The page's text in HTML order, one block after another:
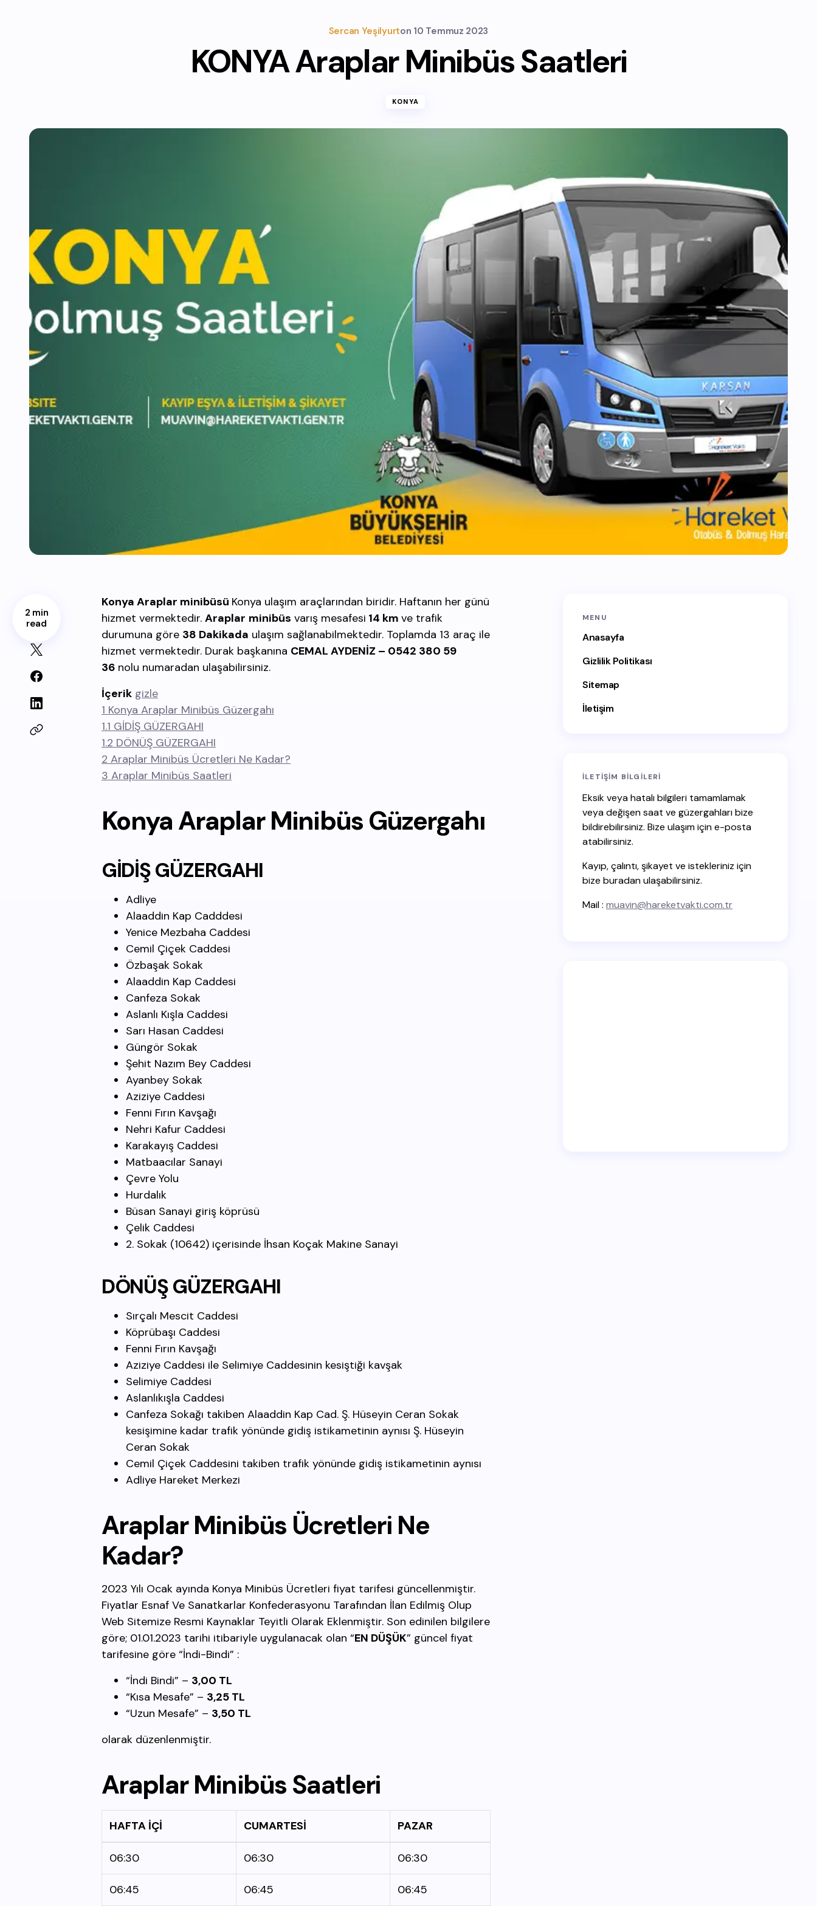
Sercan Yeşilyurton 10 Temmuz 2023
KONYA Araplar Minibüs Saatleri
KONYA
2 min
read
Konya Araplar minibüsü Konya ulaşım araçlarından biridir. Haftanın her günü
hizmet vermektedir. Araplar minibüs varış mesafesi 14 km ve trafik
durumuna göre 38 Dakikada ulaşım sağlanabilmektedir. Toplamda 13 araç ile
hizmet vermektedir. Durak başkanına CEMAL AYDENİZ – 0542 380 59
36 nolu numaradan ulaşabilirsiniz.
İçerik gizle
1 Konya Araplar Minibüs Güzergahı
1.1 GİDİŞ GÜZERGAHI
1.2 DÖNÜŞ GÜZERGAHI
2 Araplar Minibüs Ücretleri Ne Kadar?
3 Araplar Minibüs Saatleri
Konya Araplar Minibüs Güzergahı
GİDİŞ GÜZERGAHI
Adliye
Alaaddin Kap Cadddesi
Yenice Mezbaha Caddesi
Cemil Çiçek Caddesi
Özbaşak Sokak
Alaaddin Kap Caddesi
Canfeza Sokak
Aslanlı Kışla Caddesi
Sarı Hasan Caddesi
Güngör Sokak
Şehit Nazım Bey Caddesi
Ayanbey Sokak
Aziziye Caddesi
Fenni Fırın Kavşağı
Nehri Kafur Caddesi
Karakayış Caddesi
Matbaacılar Sanayi
Çevre Yolu
Hurdalık
Büsan Sanayi giriş köprüsü
Çelik Caddesi
2. Sokak (10642) içerisinde İhsan Koçak Makine Sanayi
DÖNÜŞ GÜZERGAHI
Sırçalı Mescit Caddesi
Köprübaşı Caddesi
Fenni Fırın Kavşağı
Aziziye Caddesi ile Selimiye Caddesinin kesiştiği kavşak
Selimiye Caddesi
Aslanlıkışla Caddesi
Canfeza Sokağı takiben Alaaddin Kap Cad. Ş. Hüseyin Ceran Sokak
kesişimine kadar trafik yönünde gidiş istikametinin aynısı Ş. Hüseyin
Ceran Sokak
Cemil Çiçek Caddesini takiben trafik yönünde gidiş istikametinin aynısı
Adliye Hareket Merkezi
Araplar Minibüs Ücretleri Ne
Kadar?
2023 Yılı Ocak ayında Konya Minibüs Ücretleri fiyat tarifesi güncellenmiştir.
Fiyatlar Esnaf Ve Sanatkarlar Konfederasyonu Tarafından İlan Edilmiş Olup
Web Sitemize Resmi Kaynaklar Teyitli Olarak Eklenmiştir. Son edinilen bilgilere
göre; 01.01.2023 tarihi itibariyle uygulanacak olan “EN DÜŞÜK” güncel fiyat
tarifesine göre “İndi-Bindi” :
“İndi Bindi” – 3,00 TL
“Kısa Mesafe” – 3,25 TL
“Uzun Mesafe” – 3,50 TL
olarak düzenlenmiştir.
Araplar Minibüs Saatleri
HAFTA İÇİ CUMARTESİ PAZAR
06:30 06:30 06:30
06:45 06:45 06:45
MENU
Anasayfa
Gizlilik Politikası
Sitemap
İletişim
İLETIŞIM BILGILERI
Eksik veya hatalı bilgileri tamamlamak
veya değişen saat ve güzergahları bize
bildirebilirsiniz. Bize ulaşım için e-posta
atabilirsiniz.
Kayıp, çalıntı, şikayet ve istekleriniz için
bize buradan ulaşabilirsiniz.
Mail : muavin@hareketvakti.com.tr